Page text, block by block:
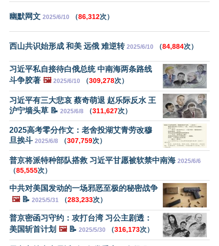
幽默网文 2025/6/10 （86,312次）
西山共识始形成 和美 远俄 难逆转 2025/6/10 （84,884次）
习近平私自接待白俄总统 中南海两条路线
斗争胶著 🖼️ 2025/6/10 （309,278次）
习近平有三大悲哀 蔡奇萌退 赵乐际反水 王
沪宁墙头草 📝 2025/6/8 （311,627次）
2025高考零分作文：老舍投湖艾青劳改穆
旦挨斗 2025/6/8 （307,759次）
普京将派特种部队搭救 习近平甘愿被软禁中南海 2025/6/6
（85,555次）
中共对美国发动的一场邪恶至极的秘密战争
🖼️📝 2025/5/31 （283,233次）
普京密函习守约：攻打台湾 习公主剧透：
美国斩首计划 🖼️📝 2025/5/30 （316,173次）